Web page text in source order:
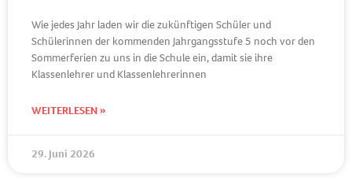
Wie jedes Jahr laden wir die zukünftigen Schüler und
Schülerinnen der kommenden Jahrgangsstufe 5 noch vor den
Sommerferien zu uns in die Schule ein, damit sie ihre
Klassenlehrer und Klassenlehrerinnen
WEITERLESEN »
29. Juni 2026